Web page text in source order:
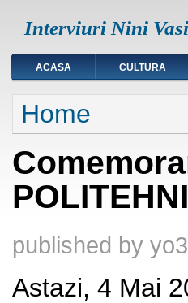
Interviuri Nini
ACASA CULTURA
You are here
Home
published by
Astazi, 4 Mai